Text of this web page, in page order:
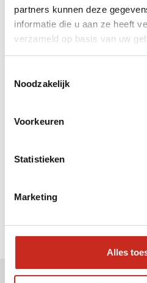
partners kunnen deze
informatie die u aan ze heeft
verzameld op basis van uw
Noodzakelijk
Voorkeuren
Statistieken
Marketing
Alles
Liever meteen
Julia ?
Mail: info@dim-sum.nl